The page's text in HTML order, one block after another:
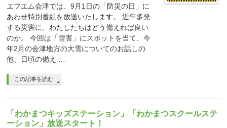
エフエム会津では、9月1日の「防災の日」に
あわせ特別番組を放送いたします。 近年多発
する災害に、わたしたちはどう備えれば良い
のか。 今回は「雪害」にスポットを当て、今
年2月の会津地方の大雪についてのお話しの
他、日頃の備え …
この記事を読む
「わかまつキッズステーション」「わかまつスクールステ
ーション」放送スタート！